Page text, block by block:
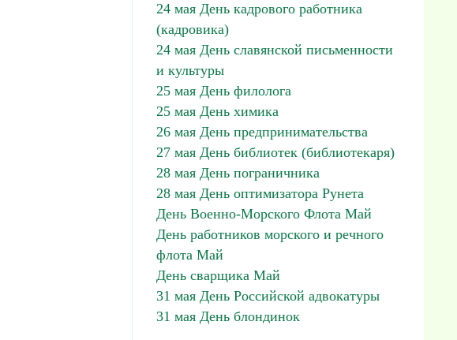
24 мая День кадрового работника
(кадровика)
24 мая День славянской письменности
и культуры
25 мая День филолога
25 мая День химика
26 мая День предпринимательства
27 мая День библиотек (библиотекаря)
28 мая День пограничника
28 мая День оптимизатора Рунета
День Военно-Морского Флота Май
День работников морского и речного
флота Май
День сварщика Май
31 мая День Российской адвокатуры
31 мая День блондинок